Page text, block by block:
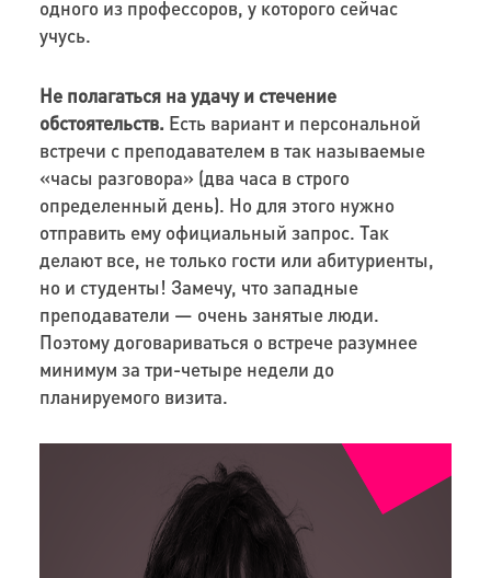
одного из профессоров, у которого сейчас
учусь.
Не полагаться на удачу и стечение
обстоятельств. Есть вариант и персональной
встречи с преподавателем в так называемые
«часы разговора» (два часа в строго
определенный день). Но для этого нужно
отправить ему официальный запрос. Так
делают все, не только гости или абитуриенты,
но и студенты! Замечу, что западные
преподаватели — очень занятые люди.
Поэтому договариваться о встрече разумнее
минимум за три-четыре недели до
планируемого визита.